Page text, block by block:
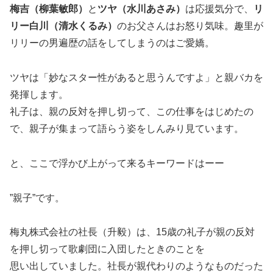
梅吉（柳葉敏郎） と ツヤ（水川あさみ） は応援気分で、
リ
リー白川（清水くるみ） のお父さんはお怒り気味。趣里が
リリーの男遍歴の話をしてしまうのはご愛嬌。
ツヤは「妙なスター性があると思うんですよ」と親バカを
発揮します。
礼子は、親の反対を押し切って、この仕事をはじめたの
で、親子が集まって語らう姿をしんみり見ています。
と、ここで浮かび上がって来るキーワードはーー
”親子”です。
梅丸株式会社の社長（升毅）は、15歳の礼子が親の反対
を押し切って歌劇団に入団したときのことを
思い出していました。社長が親代わりのようなものだった